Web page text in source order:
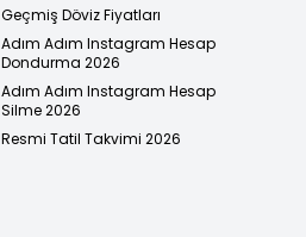
Geçmiş Döviz Fiyatları
Adım Adım Instagram Hesap
Dondurma 2026
Adım Adım Instagram Hesap
Silme 2026
Resmi Tatil Takvimi 2026